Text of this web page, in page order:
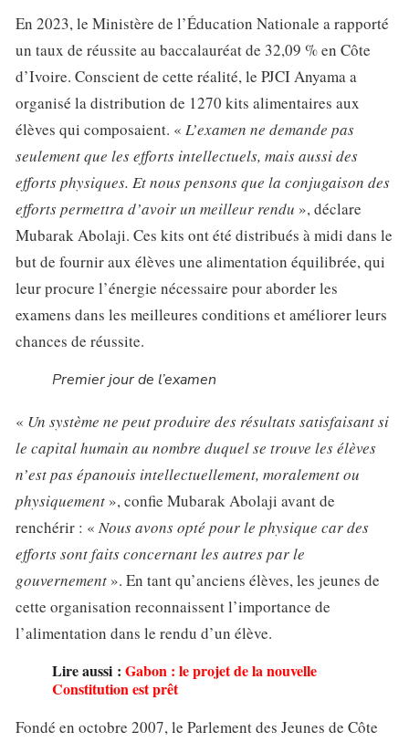
En 2023, le Ministère de l’Éducation Nationale a rapporté
un taux de réussite au baccalauréat de 32,09 % en Côte
d’Ivoire. Conscient de cette réalité, le PJCI Anyama a
organisé la distribution de 1270 kits alimentaires aux
élèves qui composaient. « L’examen ne demande pas
seulement que les efforts intellectuels, mais aussi des
efforts physiques. Et nous pensons que la conjugaison des
efforts permettra d’avoir un meilleur rendu », déclare
Mubarak Abolaji. Ces kits ont été distribués à midi dans le
but de fournir aux élèves une alimentation équilibrée, qui
leur procure l’énergie nécessaire pour aborder les
examens dans les meilleures conditions et améliorer leurs
chances de réussite.
Premier jour de l’examen
« Un système ne peut produire des résultats satisfaisant si
le capital humain au nombre duquel se trouve les élèves
n’est pas épanouis intellectuellement, moralement ou
physiquement », confie Mubarak Abolaji avant de
renchérir : « Nous avons opté pour le physique car des
efforts sont faits concernant les autres par le
gouvernement ». En tant qu’anciens élèves, les jeunes de
cette organisation reconnaissent l’importance de
l’alimentation dans le rendu d’un élève.
Lire aussi : Gabon : le projet de la nouvelle
Constitution est prêt
Fondé en octobre 2007, le Parlement des Jeunes de Côte